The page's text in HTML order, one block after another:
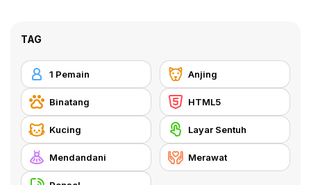
TAG
1 Pemain Anjing
Binatang HTML5
Kucing Layar Sentuh
Mendandani Merawat